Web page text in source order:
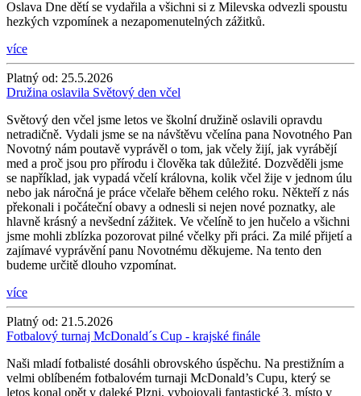
Oslava Dne dětí se vydařila a všichni si z Milevska odvezli spoustu
hezkých vzpomínek a nezapomenutelných zážitků.
více
Platný od: 25.5.2026
Družina oslavila Světový den včel
Světový den včel jsme letos ve školní družině oslavili opravdu
netradičně. Vydali jsme se na návštěvu včelína pana Novotného Pan
Novotný nám poutavě vyprávěl o tom, jak včely žijí, jak vyrábějí
med a proč jsou pro přírodu i člověka tak důležité. Dozvěděli jsme
se například, jak vypadá včelí královna, kolik včel žije v jednom úlu
nebo jak náročná je práce včelaře během celého roku. Někteří z nás
překonali i počáteční obavy a odnesli si nejen nové poznatky, ale
hlavně krásný a nevšední zážitek. Ve včelíně to jen hučelo a všichni
jsme mohli zblízka pozorovat pilné včelky při práci. Za milé přijetí a
zajímavé vyprávění panu Novotnému děkujeme. Na tento den
budeme určitě dlouho vzpomínat.
více
Platný od: 21.5.2026
Fotbalový turnaj McDonald´s Cup - krajské finále
Naši mladí fotbalisté dosáhli obrovského úspěchu. Na prestižním a
velmi oblíbeném fotbalovém turnaji McDonald’s Cupu, který se
letos konal opět v daleké Plzni, vybojovali fantastické 3. místo v